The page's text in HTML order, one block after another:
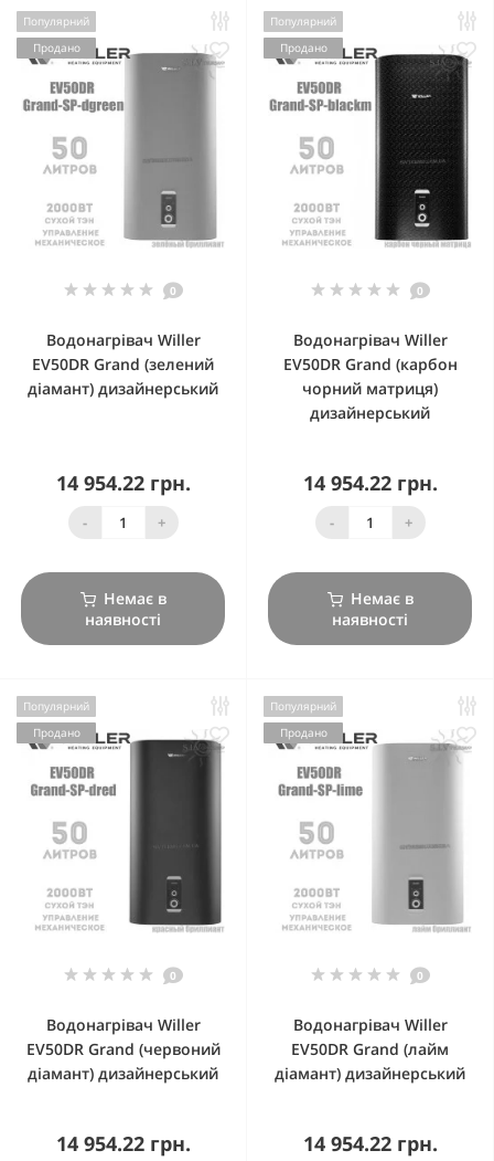
Популярний
Продано
0
Водонагрівач Willer
EV50DR Grand (зелений
діамант) дизайнерський
14 954.22 грн.
- +
Немає в
наявності
Популярний
Продано
0
Водонагрівач Willer
EV50DR Grand (карбон
чорний матриця)
дизайнерський
14 954.22 грн.
- +
Немає в
наявності
Популярний
Продано
0
Водонагрівач Willer
EV50DR Grand (червоний
діамант) дизайнерський
14 954.22 грн.
Популярний
Продано
0
Водонагрівач Willer
EV50DR Grand (лайм
діамант) дизайнерський
14 954.22 грн.